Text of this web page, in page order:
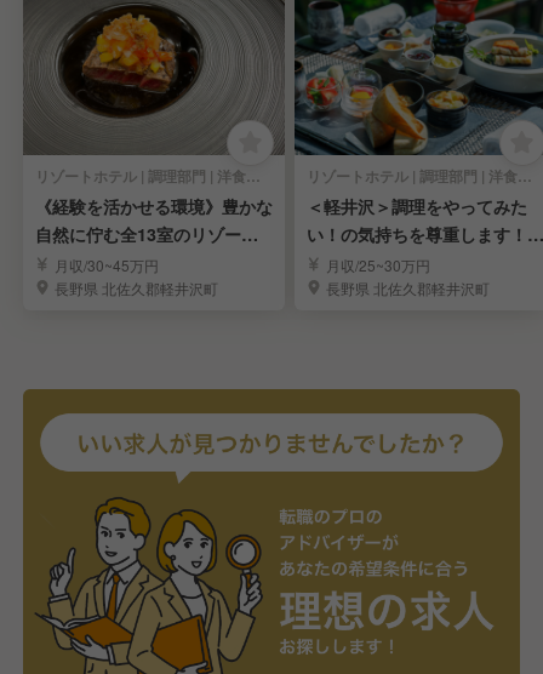
リゾートホテル | 調理部門 | 洋食・西洋料理, 和食 | 料理長・料理長候補
《経験を活かせる環境》豊かな
自然に佇む全13室のリゾート
ホテル｜軽井沢
月収/30~45万円
長野県 北佐久郡軽井沢町
リゾートホテル | 調理部門 | 洋食・西洋料理, 和食 | 調理見習い・調理補助
＜軽井沢＞調理をやってみた
い！の気持ちを尊重します！／
正社員デビューOK
月収/25~30万円
長野県 北佐久郡軽井沢町